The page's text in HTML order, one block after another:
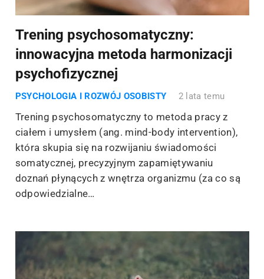
Trening psychosomatyczny:
innowacyjna metoda harmonizacji
psychofizycznej
PSYCHOLOGIA I ROZWÓJ OSOBISTY 2 lata temu
Trening psychosomatyczny to metoda pracy z
ciałem i umysłem (ang. mind-body intervention),
która skupia się na rozwijaniu świadomości
somatycznej, precyzyjnym zapamiętywaniu
doznań płynących z wnętrza organizmu (za co są
odpowiedzialne…